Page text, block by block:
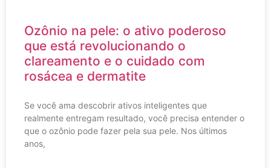
Ozônio na pele: o ativo poderoso
que está revolucionando o
clareamento e o cuidado com
rosácea e dermatite
Se você ama descobrir ativos inteligentes que
realmente entregam resultado, você precisa entender o
que o ozônio pode fazer pela sua pele. Nos últimos
anos,